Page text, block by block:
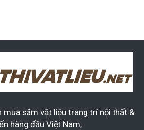
mua sắm vật liệu trang trí nội thất &
hàng đầu Việt Nam,